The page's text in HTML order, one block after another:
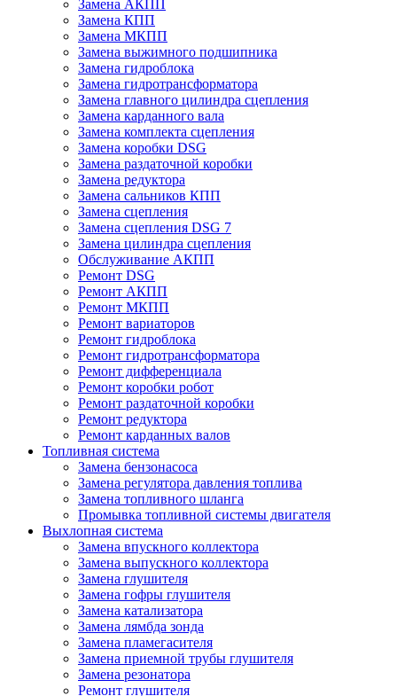
Замена АКПП
Замена КПП
Замена МКПП
Замена выжимного подшипника
Замена гидроблока
Замена гидротрансформатора
Замена главного цилиндра сцепления
Замена карданного вала
Замена комплекта сцепления
Замена коробки DSG
Замена раздаточной коробки
Замена редуктора
Замена сальников КПП
Замена сцепления
Замена сцепления DSG 7
Замена цилиндра сцепления
Обслуживание АКПП
Ремонт DSG
Ремонт АКПП
Ремонт МКПП
Ремонт вариаторов
Ремонт гидроблока
Ремонт гидротрансформатора
Ремонт дифференциала
Ремонт коробки робот
Ремонт раздаточной коробки
Ремонт редуктора
Ремонт карданных валов
Топливная система
Замена бензонасоса
Замена регулятора давления топлива
Замена топливного шланга
Промывка топливной системы двигателя
Выхлопная система
Замена впускного коллектора
Замена выпускного коллектора
Замена глушителя
Замена гофры глушителя
Замена катализатора
Замена лямбда зонда
Замена пламегасителя
Замена приемной трубы глушителя
Замена резонатора
Ремонт глушителя